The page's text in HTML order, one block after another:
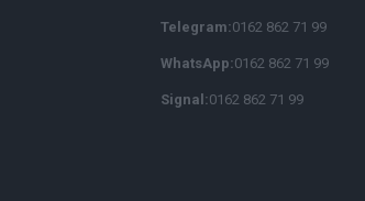
Telegram:0162 862 71 99
WhatsApp:0162 862 71 99
Signal:0162 862 71 99